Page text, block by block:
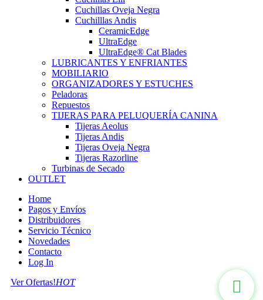
Cuchillas Oveja Negra
Cuchilllas Andis
CeramicEdge
UltraEdge
UltraEdge® Cat Blades
LUBRICANTES Y ENFRIANTES
MOBILIARIO
ORGANIZADORES Y ESTUCHES
Peladoras
Repuestos
TIJERAS PARA PELUQUERÍA CANINA
Tijeras Aeolus
Tijeras Andis
Tijeras Oveja Negra
Tijeras Razorline
Turbinas de Secado
OUTLET
Home
Pagos y Envíos
Distribuidores
Servicio Técnico
Novedades
Contacto
Log In
Ver Ofertas!HOT